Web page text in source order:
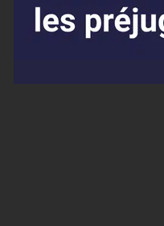
Affaires sensibles